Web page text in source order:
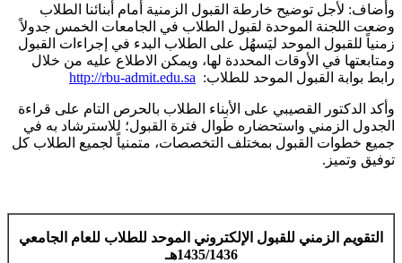
وأضاف: لأجل توضيح خارطة القبول الزمنية أمام أبنائنا الطلاب
وضعت اللجنة الموحدة لقبول الطلاب في الجامعات الخمس جدولاً
زمنياً للقبول الموحد ليَسهُل على الطلاب البدء في إجراءات القبول
ومتابعتها في الأوقات المحددة لها، ويمكن الاطلاع عليه من خلال
رابط بوابة القبول الموحد للطلاب: http://rbu-admit.edu.sa​
وأكد الدكتور القصيبي على الأبناء الطلاب بالحرص التام على قراءة
الجدول الزمني واستحضاره طَوال فترة القبول؛ للاسترشاد به في
جميع خطوات القبول بمختلف التخصصات، متمنياً لجميع الطلاب كل
توفيق وتميز.
التقويم الزمني للقبول الإلكتروني الموحد للطلاب للعام الجامعي
1435/1436هـ